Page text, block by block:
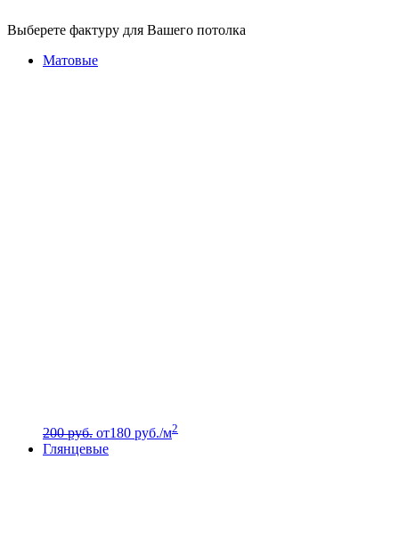
Выберете фактуру для Вашего потолка
Матовые
200 руб. от180 руб./м2
Глянцевые